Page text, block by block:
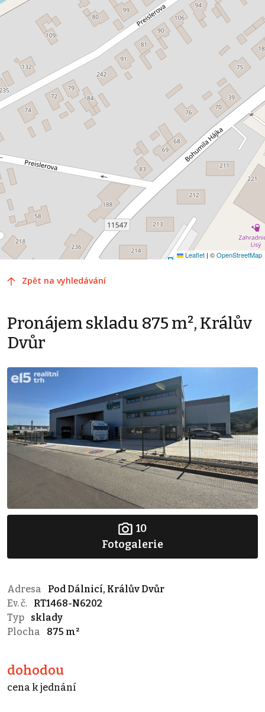
Leaflet | ©OpenStreetMap
Zpět na vyhledávání
Pronájem skladu 875 m², Králův
Dvůr
10
Fotogalerie
Adresa
Pod Dálnicí, Králův Dvůr
Ev. č.
RT1468-N6202
Typ
sklady
Plocha
875 m²
dohodou
cena k jednání